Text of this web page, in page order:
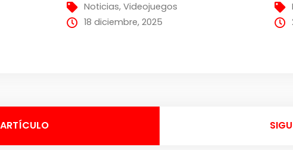
Noticias, Videojuegos
18 diciembre, 2025